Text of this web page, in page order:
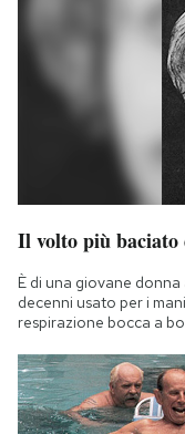
Il volto più baciato
È di una giovane
decenni usato per i
respirazione bocca a